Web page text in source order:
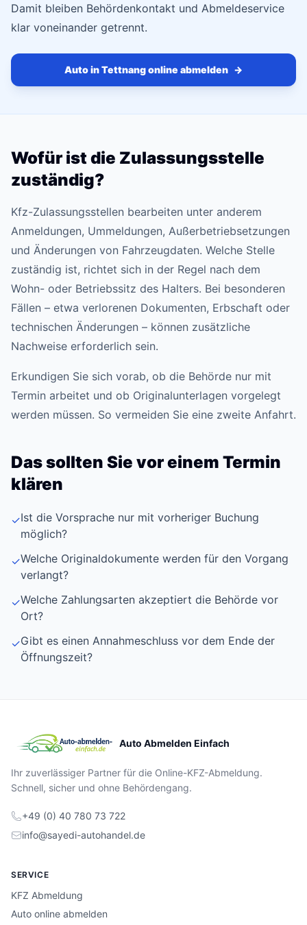
Damit bleiben Behördenkontakt und Abmeldeservice
klar voneinander getrennt.
Auto in Tettnang online abmelden →
Wofür ist die Zulassungsstelle
zuständig?
Kfz-Zulassungsstellen bearbeiten unter anderem
Anmeldungen, Ummeldungen, Außerbetriebsetzungen
und Änderungen von Fahrzeugdaten. Welche Stelle
zuständig ist, richtet sich in der Regel nach dem
Wohn- oder Betriebssitz des Halters. Bei besonderen
Fällen – etwa verlorenen Dokumenten, Erbschaft oder
technischen Änderungen – können zusätzliche
Nachweise erforderlich sein.
Erkundigen Sie sich vorab, ob die Behörde nur mit
Termin arbeitet und ob Originalunterlagen vorgelegt
werden müssen. So vermeiden Sie eine zweite Anfahrt.
Das sollten Sie vor einem Termin
klären
✓Ist die Vorsprache nur mit vorheriger Buchung
möglich?
✓Welche Originaldokumente werden für den Vorgang
verlangt?
✓Welche Zahlungsarten akzeptiert die Behörde vor
Ort?
✓Gibt es einen Annahmeschluss vor dem Ende der
Öffnungszeit?
Auto Abmelden Einfach
Ihr zuverlässiger Partner für die Online-KFZ-Abmeldung.
Schnell, sicher und ohne Behördengang.
+49 (0) 40 780 73 722
info@sayedi-autohandel.de
SERVICE
KFZ Abmeldung
Auto online abmelden